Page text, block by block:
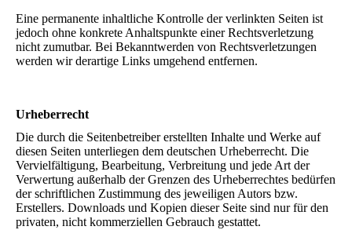
Eine permanente inhaltliche Kontrolle der verlinkten Seiten ist
jedoch ohne konkrete Anhaltspunkte einer Rechtsverletzung
nicht zumutbar. Bei Bekanntwerden von Rechtsverletzungen
werden wir derartige Links umgehend entfernen.
Urheberrecht
Die durch die Seitenbetreiber erstellten Inhalte und Werke auf
diesen Seiten unterliegen dem deutschen Urheberrecht. Die
Vervielfältigung, Bearbeitung, Verbreitung und jede Art der
Verwertung außerhalb der Grenzen des Urheberrechtes bedürfen
der schriftlichen Zustimmung des jeweiligen Autors bzw.
Erstellers. Downloads und Kopien dieser Seite sind nur für den
privaten, nicht kommerziellen Gebrauch gestattet.